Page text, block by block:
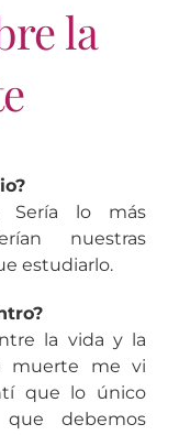
la
Sería lo más
nuestras
estudiarlo.
la vida y la
muerte me vi
que lo único
debemos